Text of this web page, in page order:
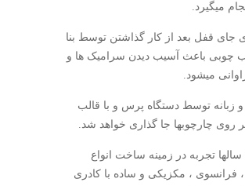
میگیرد.
جای قفل بعد از کار گذاشتن توسط بنا
چوبی باعث آسیب دیدن سرامیک ها و
میشود.
زبانه توسط دستگاه پرس و با قالب
چارچوبها جا گذاری خواهد شد.
سالها تجربه در زمینه ساخت انواع
فرانسوی ، مکزیکی و ساده با کادری